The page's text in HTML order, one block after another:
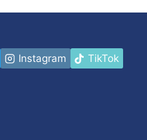
Instagram TikTok